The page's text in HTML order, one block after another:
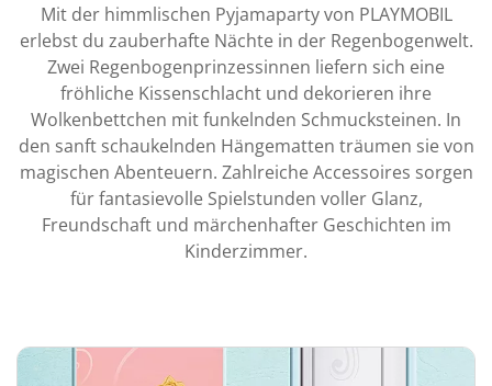
Mit der himmlischen Pyjamaparty von PLAYMOBIL
erlebst du zauberhafte Nächte in der Regenbogenwelt.
Zwei Regenbogenprinzessinnen liefern sich eine
fröhliche Kissenschlacht und dekorieren ihre
Wolkenbettchen mit funkelnden Schmucksteinen. In
den sanft schaukelnden Hängematten träumen sie von
magischen Abenteuern. Zahlreiche Accessoires sorgen
für fantasievolle Spielstunden voller Glanz,
Freundschaft und märchenhafter Geschichten im
Kinderzimmer.